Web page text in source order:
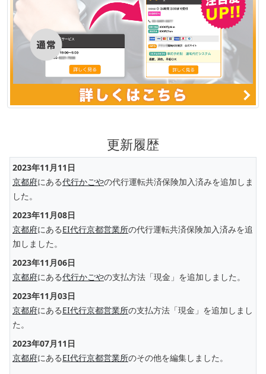
更新履歴
2023年11月11日
京都府にある代行かごやの代行運転共済保険加入済みを追加しま
した。
2023年11月08日
京都府にあるEI代行京都営業所の代行運転共済保険加入済みを追
加しました。
2023年11月06日
京都府にある代行かごやの支払方法「現金」を追加しました。
2023年11月03日
京都府にあるEI代行京都営業所の支払方法「現金」を追加しまし
た。
2023年07月11日
京都府にあるEI代行京都営業所のその他を編集しました。